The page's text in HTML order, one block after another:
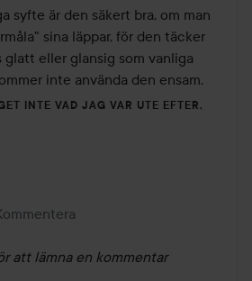
syfte är den säkert bra, om man
sina läppar, för den täcker
glatt eller glansig som vanliga
inte använda den ensam.
INTE VAD JAG VAR UTE EFTER,
att lämna en kommentar